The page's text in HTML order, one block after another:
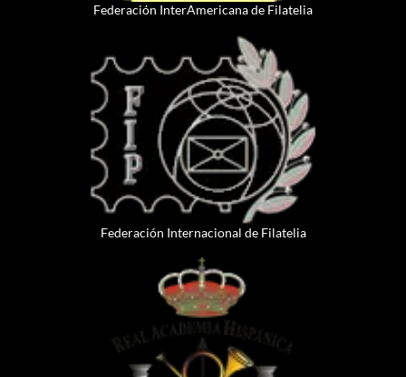
Federación InterAmericana de Filatelia
Federación Internacional de Filatelia